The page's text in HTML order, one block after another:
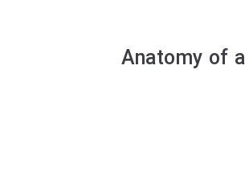
عطر ادکلن آناتومی یک عطر - وانیل ارکیده Anatomy of a